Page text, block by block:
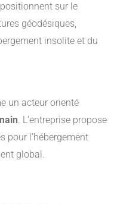
sur le
géodésiques,
insolite et du
un acteur orienté
. L’entreprise propose
pour l’hébergement
global.